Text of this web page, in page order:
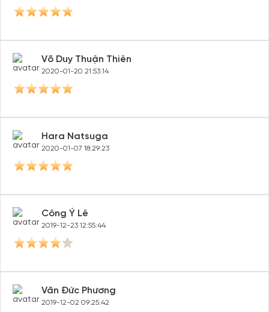
Võ Duy Thuận Thiên
2020-01-20 21:53:14
Hara Natsuga
2020-01-07 18:29:23
Công Ý Lê
2019-12-23 12:55:44
Văn Đức Phương
2019-12-02 09:25:42